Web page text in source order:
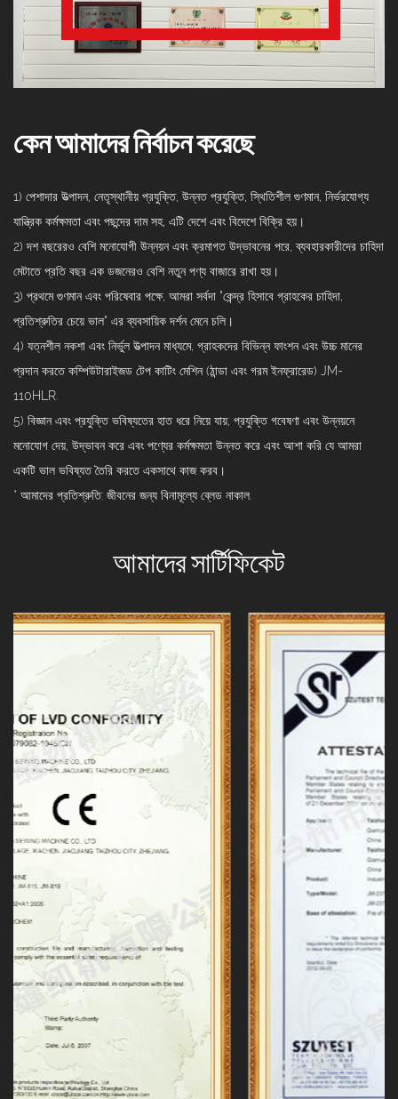
কেন আমাদের নির্বাচন করেছে
1) পেশাদার উত্পাদন, নেতৃস্থানীয় প্রযুক্তি, উন্নত প্রযুক্তি, স্থিতিশীল গুণমান, নির্ভরযোগ্য
যান্ত্রিক কর্মক্ষমতা এবং পছন্দের দাম সহ, এটি দেশে এবং বিদেশে বিক্রি হয়।
2) দশ বছরেরও বেশি মনোযোগী উন্নয়ন এবং ক্রমাগত উদ্ভাবনের পরে, ব্যবহারকারীদের চাহিদা
মেটাতে প্রতি বছর এক ডজনেরও বেশি নতুন পণ্য বাজারে রাখা হয়।
3) প্রথমে গুণমান এবং পরিষেবার পক্ষে, আমরা সর্বদা "কেন্দ্র হিসাবে গ্রাহকের চাহিদা,
প্রতিশ্রুতির চেয়ে ভাল" এর ব্যবসায়িক দর্শন মেনে চলি।
4) যত্নশীল নকশা এবং নির্ভুল উত্পাদন মাধ্যমে, গ্রাহকদের বিভিন্ন ফাংশন এবং উচ্চ মানের
প্রদান করতে কম্পিউটারাইজড টেপ কাটিং মেশিন (ঠান্ডা এবং গরম ইনফ্রারেড) JM-
110HLR.
5) বিজ্ঞান এবং প্রযুক্তি ভবিষ্যতের হাত ধরে নিয়ে যায়; প্রযুক্তি গবেষণা এবং উন্নয়নে
মনোযোগ দেয়, উদ্ভাবন করে এবং পণ্যের কর্মক্ষমতা উন্নত করে এবং আশা করি যে আমরা
একটি ভাল ভবিষ্যত তৈরি করতে একসাথে কাজ করব।
* আমাদের প্রতিশ্রুতি: জীবনের জন্য বিনামূল্যে ব্লেড নাকাল.
আমাদের সার্টিফিকেট